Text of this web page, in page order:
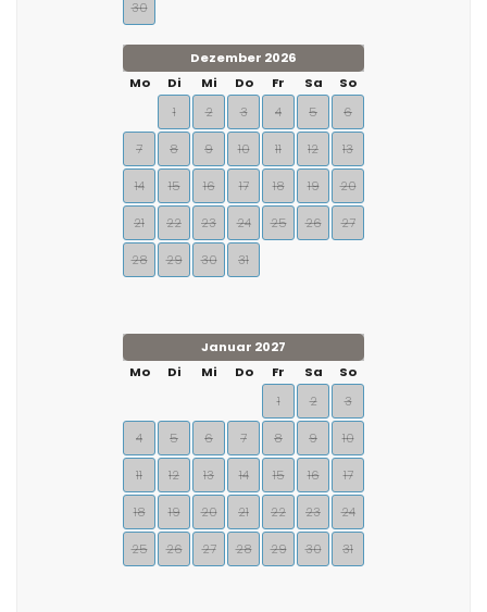
30
Dezember 2026
Mo
Di Mi Do Fr Sa
So
1
2 3 4 5 6
7 8 9 10 11 12 13
14 15 16 17 18 19 20
21 22 23 24 25 26 27
28 29 30 31
Januar 2027
Mo
Di Mi Do Fr Sa
So
1
2 3
4 5 6 7 8 9 10
11 12 13 14 15 16 17
18 19 20 21 22 23 24
25 26 27 28 29 30 31